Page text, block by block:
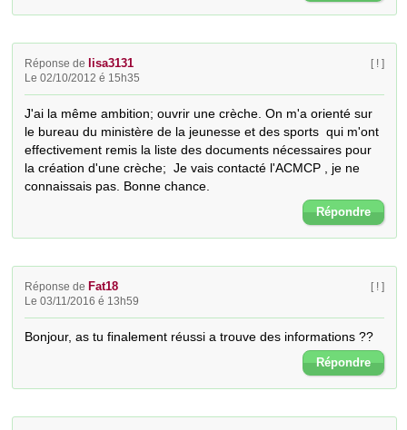
Réponse de lisa3131
Le 02/10/2012 é 15h35
[ ! ]
J'ai la même ambition; ouvrir une crèche. On m'a orienté sur
le bureau du ministère de la jeunesse et des sports  qui m'ont
effectivement remis la liste des documents nécessaires pour
la création d'une crèche;  Je vais contacté l'ACMCP , je ne
connaissais pas. Bonne chance.
Répondre
Réponse de Fat18
Le 03/11/2016 é 13h59
[ ! ]
Bonjour, as tu finalement réussi a trouve des informations ??
Répondre